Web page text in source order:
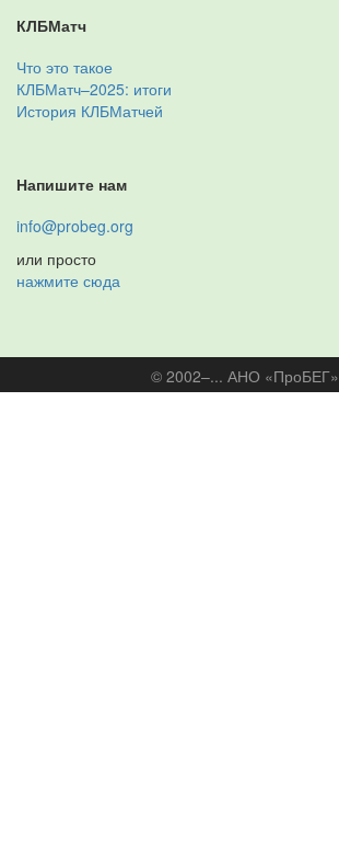
КЛБМатч
Что это такое
КЛБМатч–2025: итоги
История КЛБМатчей
Напишите нам
info@probeg.org
или просто
нажмите сюда
© 2002–... АНО «ПроБЕГ»